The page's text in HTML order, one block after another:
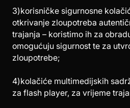
3)korisničke sigurnosne
otkrivanje zloupotreba
trajanja – koristimo ih za
omogućuju sigurnost te za
zloupotrebe;
4)kolačiće multimedijskih
za flash player, za vrijeme